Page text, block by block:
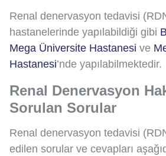
Renal denervasyon tedavisi
hastanelerinde yapılabildiği gibi
Mega Üniversite Hastanesi ve
Hastanesi’nde yapılabilmektedir.
Renal Denervasyon
Sorulan Sorular
Renal denervasyon tedavisi
edilen sorular ve cevapları